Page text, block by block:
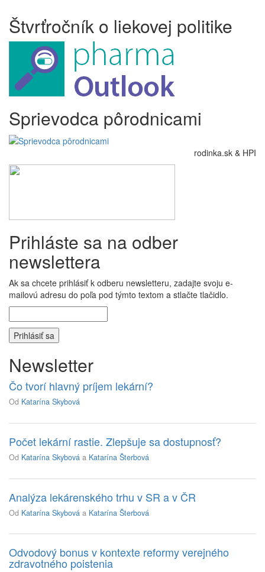
Štvrťročník o liekovej politike
Sprievodca pôrodnicami
rodinka.sk & HPI
Prihláste sa na odber
newslettera
Ak sa chcete prihlásiť k odberu newsletteru, zadajte svoju e-
mailovú adresu do poľa pod týmto textom a stlačte tlačidlo.
Newsletter
Čo tvorí hlavný príjem lekární?
Od Katarína Skybová
Počet lekární rastie. Zlepšuje sa dostupnosť?
Od Katarína Skybová a Katarína Šterbová
Analýza lekárenského trhu v SR a v ČR
Od Katarína Skybová a Katarína Šterbová
Odvodový bonus v kontexte reformy verejného
zdravotného poistenia